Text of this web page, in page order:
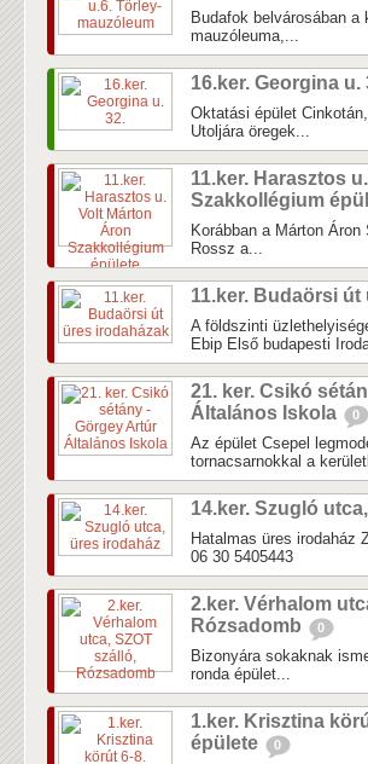
Budafok belvárosában
mauzóleuma,...
16.ker. Georgina u.
Oktatási épület
Utoljára öregek...
11.ker. Harasztos
Szakkollégium
Korábban a Márton
Rossz a...
11.ker. Budaörsi
A földszinti
Ebip Első budapesti
21. ker. Csikó
Általános Iskola
0
Az épület Csepel
tornacsarnokkal a
14.ker. Szugló
Hatalmas üres irodaház
06 30 5405443
2.ker. Vérhalom
Rózsadomb
0
Bizonyára sokaknak
ronda épület...
1.ker. Krisztina
épülete
0